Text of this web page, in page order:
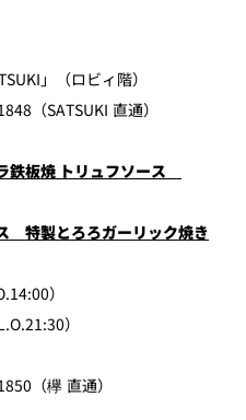
」（ロビィ階）
（SATSUKI 直通）
鉄板焼 トリュフソース
特製とろろガーリック焼き
）
）
（欅 直通）